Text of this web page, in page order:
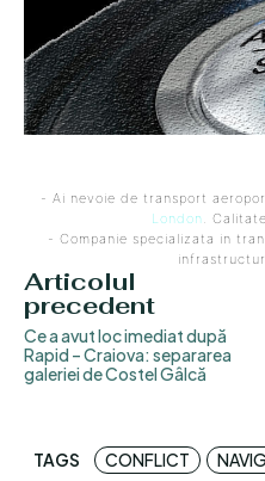
- Ai nevoie de transport
London.
- Companie specializata in
Articolul
precedent
Ce a avut loc imediat după
Rapid – Craiova: separarea
galeriei de Costel Gâlcă
TAGS CONFLICT